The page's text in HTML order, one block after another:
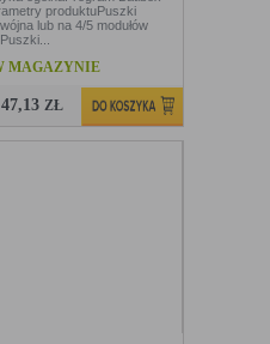
produktuPuszki
lub na 4/5 modułów
MAGAZYNIE
47,13ZŁ